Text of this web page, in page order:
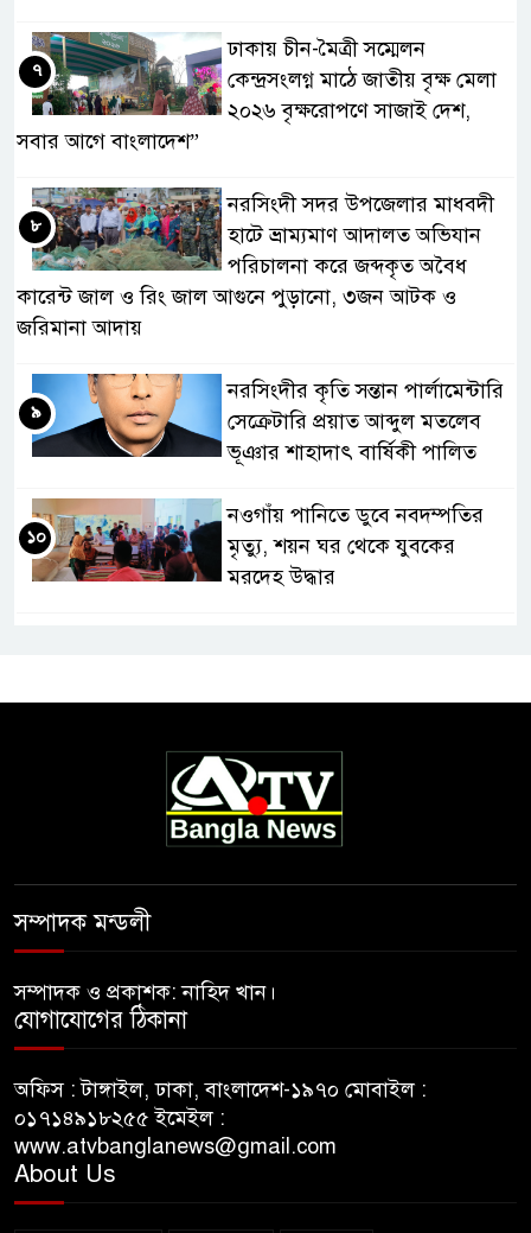
ঢাকায় চীন-মৈত্রী সম্মেলন
কেন্দ্রসংলগ্ন মাঠে জাতীয় বৃক্ষ মেলা
২০২৬ বৃক্ষরোপণে সাজাই দেশ,
সবার আগে বাংলাদেশ”
৭
নরসিংদী সদর উপজেলার মাধবদী
হাটে ভ্রাম্যমাণ আদালত অভিযান
পরিচালনা করে জব্দকৃত অবৈধ
কারেন্ট জাল ও রিং জাল আগুনে পুড়ানো, ৩জন আটক ও
জরিমানা আদায়
৮
নরসিংদীর কৃতি সন্তান পার্লামেন্টারি
সেক্রেটারি প্রয়াত আব্দুল মতলেব
ভূঞার শাহাদাৎ বার্ষিকী পালিত
৯
নওগাঁয় পানিতে ডুবে নবদম্পতির
মৃত্যু, শয়ন ঘর থেকে যুবকের
মরদেহ উদ্ধার
১০
সম্পাদক মন্ডলী
সম্পাদক ও প্রকাশক: নাহিদ খান।
যোগাযোগের ঠিকানা
অফিস : টাঙ্গাইল, ঢাকা, বাংলাদেশ-১৯৭০ মোবাইল :
০১৭১৪৯১৮২৫৫ ইমেইল :
www.atvbanglanews@gmail.com
About Us